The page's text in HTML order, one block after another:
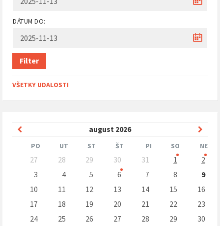
DÁTUM DO:
Filter
VŠETKY UDALOSTI
august 2026
Predchádzajúci
mesiac
PO UT ST ŠT PI SO NE
Preskočit
kalendárne
27 28 29 30 31 1
2
3
4 5 6 7 8
9
10
11 12 13 14 15
16
17
18 19 20 21 22
23
24
25 26 27 28 29 30